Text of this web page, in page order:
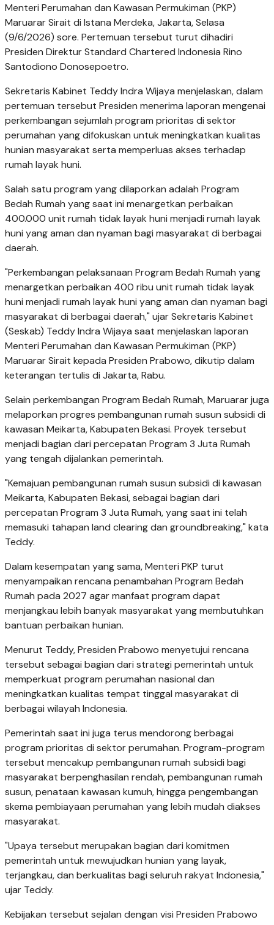
Menteri Perumahan dan Kawasan Permukiman (PKP)
Maruarar Sirait di Istana Merdeka, Jakarta, Selasa
(9/6/2026) sore. Pertemuan tersebut turut dihadiri
Presiden Direktur Standard Chartered Indonesia Rino
Santodiono Donosepoetro.
Sekretaris Kabinet Teddy Indra Wijaya menjelaskan, dalam
pertemuan tersebut Presiden menerima laporan mengenai
perkembangan sejumlah program prioritas di sektor
perumahan yang difokuskan untuk meningkatkan kualitas
hunian masyarakat serta memperluas akses terhadap
rumah layak huni.
Salah satu program yang dilaporkan adalah Program
Bedah Rumah yang saat ini menargetkan perbaikan
400.000 unit rumah tidak layak huni menjadi rumah layak
huni yang aman dan nyaman bagi masyarakat di berbagai
daerah.
"Perkembangan pelaksanaan Program Bedah Rumah yang
menargetkan perbaikan 400 ribu unit rumah tidak layak
huni menjadi rumah layak huni yang aman dan nyaman bagi
masyarakat di berbagai daerah," ujar Sekretaris Kabinet
(Seskab) Teddy Indra Wijaya saat menjelaskan laporan
Menteri Perumahan dan Kawasan Permukiman (PKP)
Maruarar Sirait kepada Presiden Prabowo, dikutip dalam
keterangan tertulis di Jakarta, Rabu.
Selain perkembangan Program Bedah Rumah, Maruarar juga
melaporkan progres pembangunan rumah susun subsidi di
kawasan Meikarta, Kabupaten Bekasi. Proyek tersebut
menjadi bagian dari percepatan Program 3 Juta Rumah
yang tengah dijalankan pemerintah.
"Kemajuan pembangunan rumah susun subsidi di kawasan
Meikarta, Kabupaten Bekasi, sebagai bagian dari
percepatan Program 3 Juta Rumah, yang saat ini telah
memasuki tahapan land clearing dan groundbreaking," kata
Teddy.
Dalam kesempatan yang sama, Menteri PKP turut
menyampaikan rencana penambahan Program Bedah
Rumah pada 2027 agar manfaat program dapat
menjangkau lebih banyak masyarakat yang membutuhkan
bantuan perbaikan hunian.
Menurut Teddy, Presiden Prabowo menyetujui rencana
tersebut sebagai bagian dari strategi pemerintah untuk
memperkuat program perumahan nasional dan
meningkatkan kualitas tempat tinggal masyarakat di
berbagai wilayah Indonesia.
Pemerintah saat ini juga terus mendorong berbagai
program prioritas di sektor perumahan. Program-program
tersebut mencakup pembangunan rumah subsidi bagi
masyarakat berpenghasilan rendah, pembangunan rumah
susun, penataan kawasan kumuh, hingga pengembangan
skema pembiayaan perumahan yang lebih mudah diakses
masyarakat.
"Upaya tersebut merupakan bagian dari komitmen
pemerintah untuk mewujudkan hunian yang layak,
terjangkau, dan berkualitas bagi seluruh rakyat Indonesia,"
ujar Teddy.
Kebijakan tersebut sejalan dengan visi Presiden Prabowo